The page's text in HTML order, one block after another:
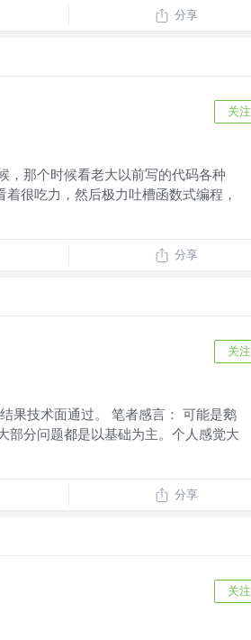
分享
关注
，那个时候看老大以前写的代码各种
很吃力，然后极力吐槽函数式编程，
分享
关注
果技术面通过。 笔者感言： 可能是鹅
部分问题都是以基础为主。个人感觉大
分享
关注